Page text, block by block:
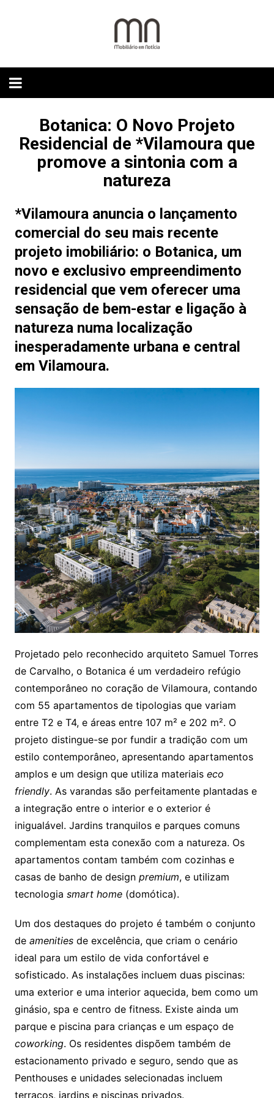
Botanica: O Novo Projeto
Residencial de *Vilamoura que
promove a sintonia com a
natureza
*Vilamoura anuncia o lançamento
comercial do seu mais recente
projeto imobiliário: o Botanica, um
novo e exclusivo empreendimento
residencial que vem oferecer uma
sensação de bem-estar e ligação à
natureza numa localização
inesperadamente urbana e central
em Vilamoura.
Projetado pelo reconhecido arquiteto Samuel Torres
de Carvalho, o Botanica é um verdadeiro refúgio
contemporâneo no coração de Vilamoura, contando
com 55 apartamentos de tipologias que variam
entre T2 e T4, e áreas entre 107 m² e 202 m². O
projeto distingue-se por fundir a tradição com um
estilo contemporâneo, apresentando apartamentos
amplos e um design que utiliza materiais eco
friendly. As varandas são perfeitamente plantadas e
a integração entre o interior e o exterior é
inigualável. Jardins tranquilos e parques comuns
complementam esta conexão com a natureza. Os
apartamentos contam também com cozinhas e
casas de banho de design premium, e utilizam
tecnologia smart home(domótica).
Um dos destaques do projeto é também o conjunto
de amenitiesde excelência, que criam o cenário
ideal para um estilo de vida confortável e
sofisticado. As instalações incluem duas piscinas:
uma exterior e uma interior aquecida, bem como um
ginásio, spa e centro de fitness. Existe ainda um
parque e piscina para crianças e um espaço de
coworking. Os residentes dispõem também de
estacionamento privado e seguro, sendo que as
Penthouses e unidades selecionadas incluem
terraços, jardins e piscinas privados.